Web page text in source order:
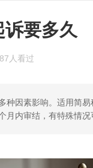
要多久
人看过
种因素影响。适用简
内审结，有特殊情